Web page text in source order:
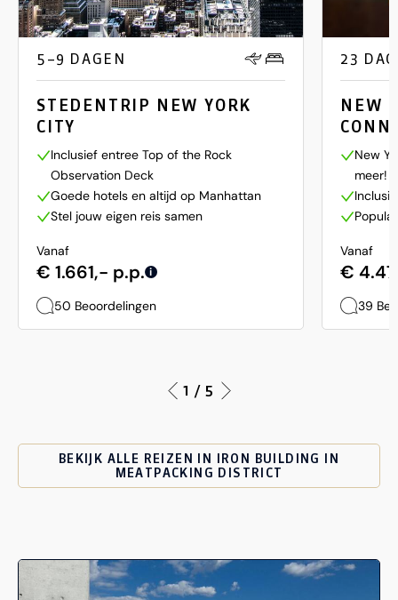
5–9 DAGEN
STEDENTRIP NEW YORK
CITY
Inclusief entree Top of the Rock
Observation Deck
Goede hotels en altijd op Manhattan
Stel jouw eigen reis samen
Vanaf
€ 1.661,- p.p. i
50 Beoordelingen
23
NEW
New
meer!
Vanaf
€
39
1 / 5
BEKIJK ALLE REIZEN IN IRON BUILDING IN
MEATPACKING DISTRICT